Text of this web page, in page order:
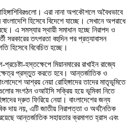
এরা নানা অপকৌশলে অবৈধভাবে
হিসেবে বিদেশে যাচ্ছে। সেখানে অপরাধে
এ সমস্যার স্থায়ী সমাধান হচ্ছে নিরাপদ ও
সরকারের তৎপরতা বহুদিন পর প্রত্যাবাসন
হিসেবে বিবেচিত হচ্ছে।
হস্তক্ষেপে মিয়ানমারের রাখাইন রাজ্যে
ক্ষেত্র প্রস্তুত করতে হবে। আন্তর্জাতিক ও
আশ্রয় নেয়া রোহিঙ্গাদের তাদের মাতৃভূমিতে
সংগঠন ওআইসি সক্রিয় হয়ে ভূমিকা নিতে
দ্রুত ফিরিয়ে নেয়া। বাংলাদেশের জন্য
দায় নয়, এটি জাতীয় নিরাপত্তা ও অর্থনৈতিক
আন্তর্জাতিক সহায়তার ক্রমাগত হ্রাস এবং